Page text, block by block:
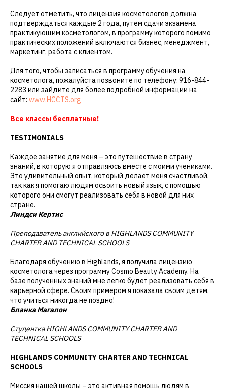
Следует отметить, что лицензия косметологов должна
подтверждаться каждые 2 года, путем сдачи экзамена
практикующим косметологом, в программу которого помимо
практических положений включаются бизнес, менеджмент,
маркетинг, работа с клиентом.
Для того, чтобы записаться в программу обучения на
косметолога, пожалуйста позвоните по телефону: 916-844-
2283 или зайдите для более подробной информации на
сайт: www.HCCTS.org
Все классы бесплатные!
TESTIMONIALS
Каждое занятие для меня – это путешествие в страну
знаний, в которую я отправляюсь вместе с моими учениками.
Это удивительный опыт, который делает меня счастливой,
так как я помогаю людям освоить новый язык, с помощью
которого они смогут реализовать себя в новой для них
стране.
Линдси Кертис
Преподаватель английского в HIGHLANDS COMMUNITY
CHARTER AND TECHNICAL SCHOOLS
Благодаря обучению в Highlands, я получила лицензию
косметолога через программу Cosmo Beauty Academy. На
базе полученных знаний мне легко будет реализовать себя в
карьерной сфере. Своим примером я показала своим детям,
что учиться никогда не поздно!
Бланка Магалон
Студентка HIGHLANDS COMMUNITY CHARTER AND
TECHNICAL SCHOOLS
HIGHLANDS COMMUNITY CHARTER AND TECHNICAL
SCHOOLS